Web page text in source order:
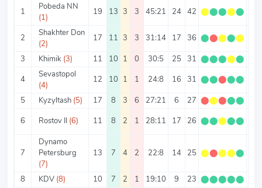
1
Pobeda NN
(1)
19 13 3 3 45:21 24 42 ⬤⬤⬤⬤⬤
2
Shakhter Don
(2)
17 11 3 3 31:14 17 36 ⬤⬤⬤⬤⬤
3
Khimik (3) 11 10 1 0 30:5 25 31 ⬤⬤⬤⬤⬤
4
Sevastopol
(4)
12 10 1 1 24:8 16 31 ⬤⬤⬤⬤⬤
5
Kyzyltash (5) 17 8 3 6 27:21 6 27 ⬤⬤⬤⬤⬤
6
Rostov II (6) 11 8 2 1 28:11 17 26 ⬤⬤⬤⬤⬤
7
Dynamo
Petersburg
(7)
13 7 4 2 22:8 14 25 ⬤⬤⬤⬤⬤
8 KDV (8) 10 7 2 1 19:10 9 23 ⬤⬤⬤⬤⬤